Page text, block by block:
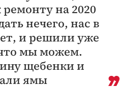
ремонту на 2020
нечего, нас в
и решили уже
мы можем.
щебенки и
ямы